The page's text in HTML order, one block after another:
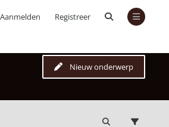
Aanmelden Registreer
Nieuw onderwerp